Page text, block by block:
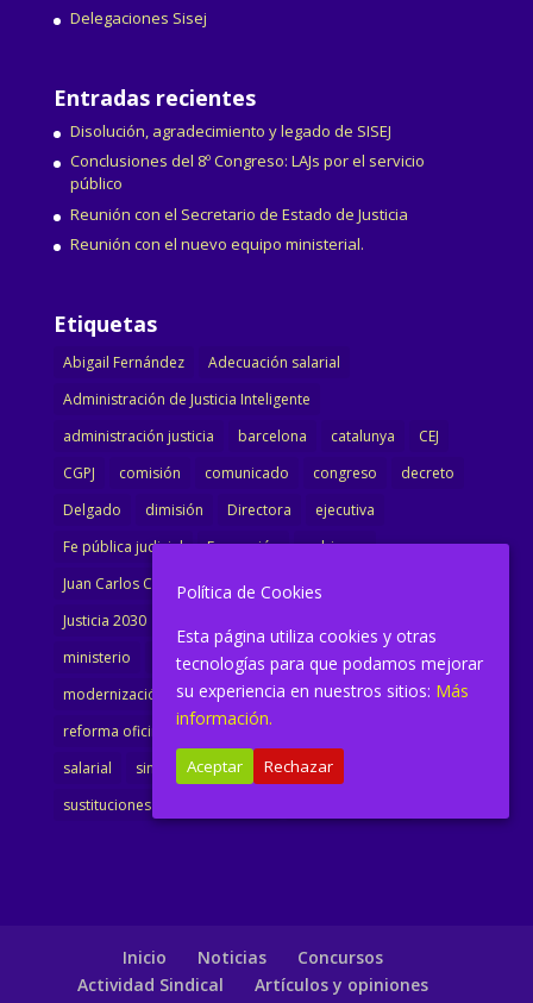
Delegaciones Sisej
Entradas recientes
Disolución, agradecimiento y legado de SISEJ
Conclusiones del 8º Congreso: LAJs por el servicio
público
Reunión con el Secretario de Estado de Justicia
Reunión con el nuevo equipo ministerial.
Etiquetas
Abigail Fernández
Adecuación salarial
Administración de Justicia Inteligente
administración justicia
barcelona catalunya
CEJ
CGPJ
comisión comunicado congreso
decreto
Delgado
dimisión Directora
ejecutiva
Fe pública judicial
Formación
gobierno
Juan Carlos Campo
Jurisprudencia
Justicia 2030
ministerio
Ministra Justicia
Ministro de Justicia
modernización
noticias Portavoz
reforma
reforma oficina
renovación
salarial
sindicalismo sindicato sisej
sustituciones
Inicio Noticias
Concursos
Actividad Sindical
Artículos y opiniones
Política de Cookies
Esta página utiliza cookies y otras
tecnologías para que podamos mejorar
su experiencia en nuestros sitios: Más
información.
Aceptar Rechazar